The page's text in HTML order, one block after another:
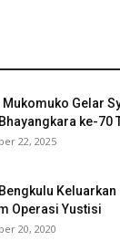
Gelar
ke-70
22, 2025
Keluarkan
Operasi Yustisi
20, 2020